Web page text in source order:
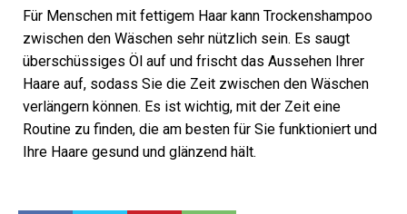
Für Menschen mit fettigem Haar kann Trockenshampoo
zwischen den Wäschen sehr nützlich sein. Es saugt
überschüssiges Öl auf und frischt das Aussehen Ihrer
Haare auf, sodass Sie die Zeit zwischen den Wäschen
verlängern können. Es ist wichtig, mit der Zeit eine
Routine zu finden, die am besten für Sie funktioniert und
Ihre Haare gesund und glänzend hält.